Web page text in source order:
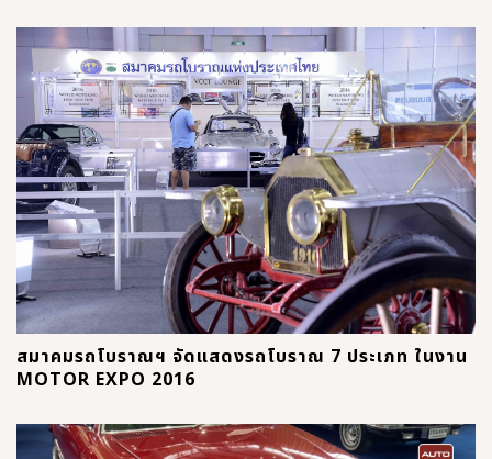
สมาคมรถโบราณฯ จัดแสดงรถโบราณ 7 ประเภท ในงาน
MOTOR EXPO 2016